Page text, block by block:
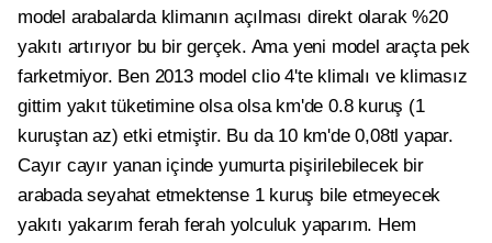
model arabalarda klimanın açılması direkt olarak %20
yakıtı artırıyor bu bir gerçek. Ama yeni model araçta pek
farketmiyor. Ben 2013 model clio 4'te klimalı ve klimasız
gittim yakıt tüketimine olsa olsa km'de 0.8 kuruş (1
kuruştan az) etki etmiştir. Bu da 10 km'de 0,08tl yapar.
Cayır cayır yanan içinde yumurta pişirilebilecek bir
arabada seyahat etmektense 1 kuruş bile etmeyecek
yakıtı yakarım ferah ferah yolculuk yaparım. Hem